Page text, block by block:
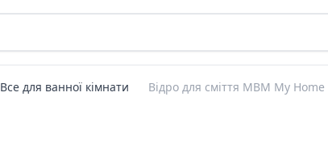
Все для ванної кімнати Відро для сміття MBM My